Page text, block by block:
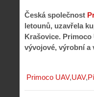
Česká společnost
letounů, uzavřela
Krašovice. Primoco
vývojové, výrobní a
Primoco UAV UAV